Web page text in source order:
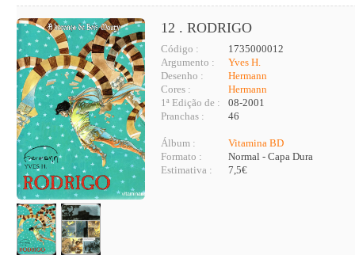
12 . RODRIGO
Código :
1735000012
Argumento :
Yves H.
Desenho :
Hermann
Cores :
Hermann
1ª Edição de :
08-2001
Pranchas :
46
Álbum :
Vitamina BD
Formato :
Normal - Capa Dura
Estimativa :
7,5€